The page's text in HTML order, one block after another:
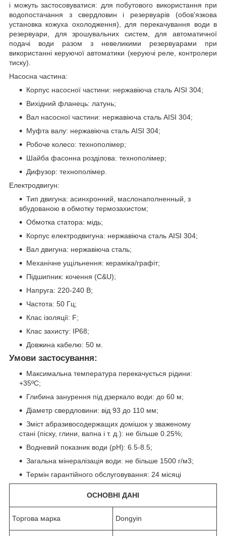
і можуть застосовуватися: для побутового використання при
водопостачання з свердловин і резервуарів (обов'язкова
установка кожуха охолодження), для перекачування води в
резервуари, для зрошувальних систем, для автоматичної
подачі води разом з невеликими резервуарами при
використанні керуючої автоматики (керуючі реле, контролери
тиску).
Насосна частина:
Корпус насосної частини: нержавіюча сталь AISI 304;
Вихідний фланець: латунь;
Вал насосної частини: нержавіюча сталь AISI 304;
Муфта валу: нержавіюча сталь AISI 304;
Робоче колесо: технополімер;
Шайба фасонна розділова: технополімер;
Дифузор: технополімер.
Електродвигун:
Тип двигуна: асинхронний, маслонаполненный, з
вбудованою в обмотку термозахистом;
Обмотка статора: мідь;
Корпус електродвигуна: нержавіюча сталь AISI 304;
Вал двигуна: нержавіюча сталь;
Механічне ущільнення: кераміка/графіт;
Підшипник: кочення (C&U);
Напруга: 220-240 В;
Частота: 50 Гц;
Клас ізоляції: F;
Клас захисту: IP68;
Довжина кабелю: 50 м.
Умови застосування:
Максимальна температура перекачується рідини:
+35ºС;
Глибина занурення під дзеркало води: до 60 м;
Діаметр свердловини: від 93 до 110 мм;
Зміст абразивосодержащих домішок у зваженому
стані (піску, глини, вапна і т. д.): не більше 0.25%;
Водневий показник води (рН): 6.5-8.5;
Загальна мінералізація води: не більше 1500 г/м3;
Термін гарантійного обслуговування: 24 місяці
ОСНОВНІ ДАНІ
Торгова марка Dongyin